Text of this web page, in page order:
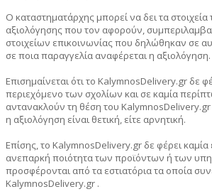
Ο καταστηματάρχης μπορεί να δει τα
αξιολόγησης που τον αφορούν,
στοιχείων επικοινωνίας που δηλώθηκαν σε
σε ποια παραγγελία αναφέρεται η αξιολόγηση.
Επισημαίνεται ότι το KalymnosDelivery.gr δε
περιεχόμενο των σχολίων και σε καμία
αντανακλούν τη θέση τoυ KalymnosDelivery.gr
η αξιολόγηση είναι θετική, είτε αρνητική.
Επίσης, το KalymnosDelivery.gr δε φέρει
ανεπαρκή ποιότητα των προϊόντων ή των
προσφέρονται από τα εστιατόρια τα οποία
KalymnosDelivery.gr .